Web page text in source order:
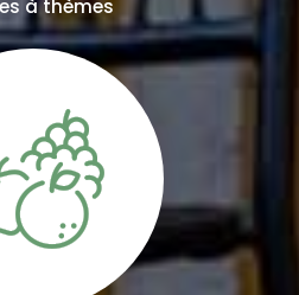
à thèmes